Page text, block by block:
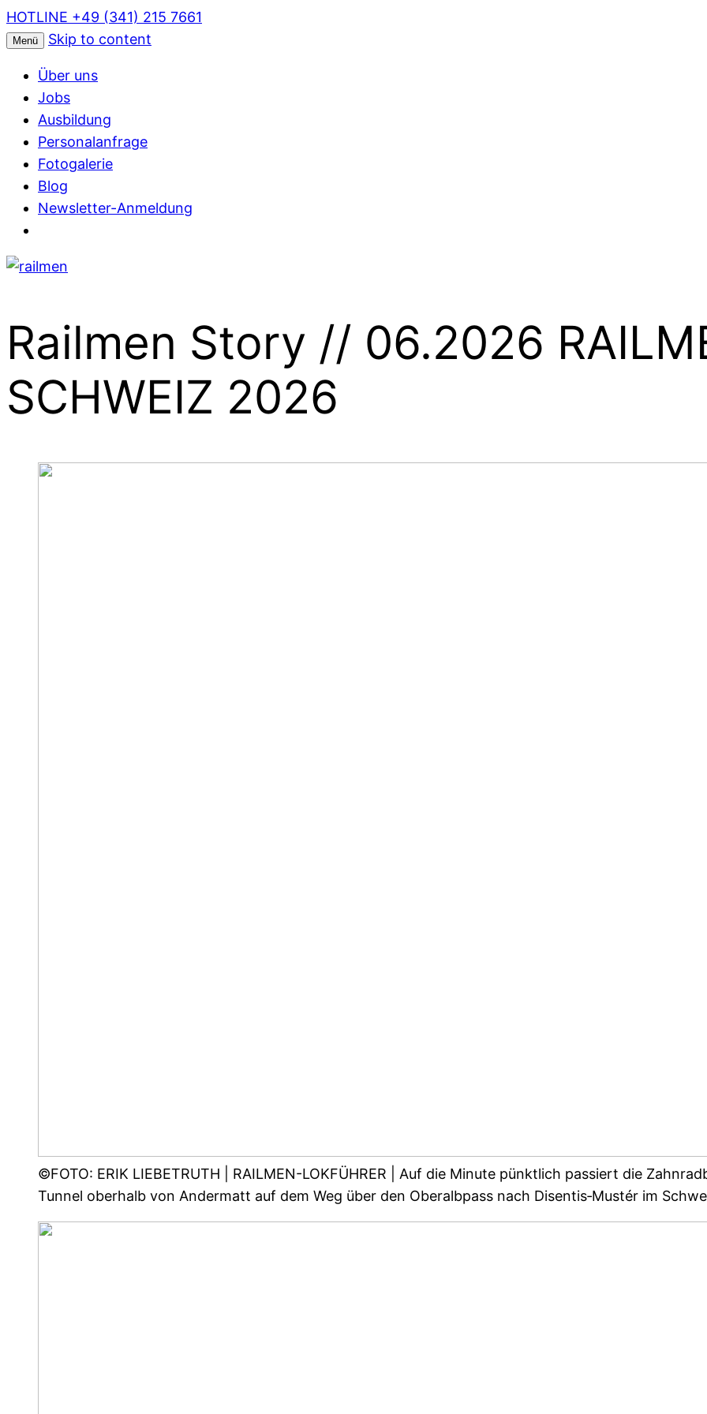
HOTLINE +49 (341) 215 7661
Menü Skip to content
Über uns
Jobs
Ausbildung
Personalanfrage
Fotogalerie
Blog
Newsletter-Anmeldung
Railmen Story // 06.2026
SCHWEIZ 2026
©FOTO: ERIK LIEBETRUTH | RAILMEN-LOKFÜHRER | Auf die Minute pünktlich passiert die
Tunnel oberhalb von Andermatt auf dem Weg über den Oberalbpass nach Disentis‐Mustér im